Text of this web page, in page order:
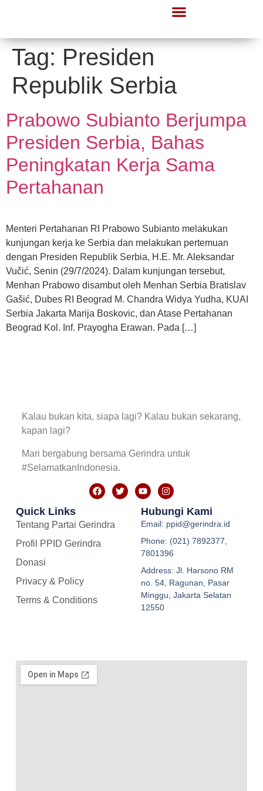
Tag: Presiden
Republik Serbia
Prabowo Subianto Berjumpa
Presiden Serbia, Bahas
Peningkatan Kerja Sama
Pertahanan
Menteri Pertahanan RI Prabowo Subianto melakukan
kunjungan kerja ke Serbia dan melakukan pertemuan
dengan Presiden Republik Serbia, H.E. Mr. Aleksandar
Vučić, Senin (29/7/2024). Dalam kunjungan tersebut,
Menhan Prabowo disambut oleh Menhan Serbia Bratislav
Gašić, Dubes RI Beograd M. Chandra Widya Yudha, KUAI
Serbia Jakarta Marija Boskovic, dan Atase Pertahanan
Beograd Kol. Inf. Prayogha Erawan. Pada […]
Kalau bukan kita, siapa lagi? Kalau bukan sekarang,
kapan lagi?
Mari bergabung bersama Gerindra untuk
#SelamatkanIndonesia.
Quick Links
Tentang Partai Gerindra
Profil PPID Gerindra
Donasi
Privacy & Policy
Terms & Conditions
Hubungi Kami
Email: ppid@gerindra.id
Phone: (021) 7892377,
7801396
Address: Jl. Harsono RM
no. 54, Ragunan, Pasar
Minggu, Jakarta Selatan
12550